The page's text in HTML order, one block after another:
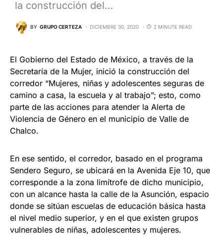
la construcción del…
BY GRUPO CERTEZA DICIEMBRE 30, 2020 2 MINUTE READ
El Gobierno del Estado de México, a través de la
Secretaría de la Mujer, inició la construcción del
corredor “Mujeres, niñas y adolescentes seguras de
camino a casa, la escuela y al trabajo”; esto, como
parte de las acciones para atender la Alerta de
Violencia de Género en el municipio de Valle de
Chalco.
En ese sentido, el corredor, basado en el programa
Sendero Seguro, se ubicará en la Avenida Eje 10, que
corresponde a la zona limítrofe de dicho municipio,
con un alcance hasta la calle de la Asunción, espacio
donde se sitúan escuelas de educación básica hasta
el nivel medio superior, y en el que existen grupos
vulnerables de niñas, adolescentes y mujeres.